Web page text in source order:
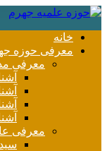
خانه
معرفی حوزه
معرفی
معرفی